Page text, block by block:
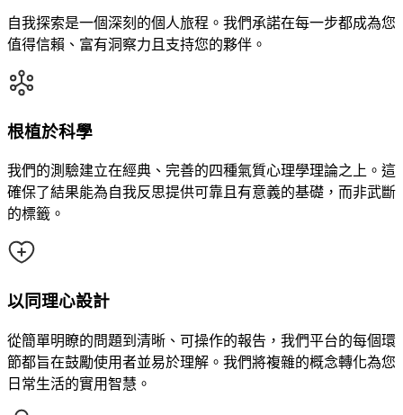
自我探索是一個深刻的個人旅程。我們承諾在每一步都成為您
值得信賴、富有洞察力且支持您的夥伴。
根植於科學
我們的測驗建立在經典、完善的四種氣質心理學理論之上。這
確保了結果能為自我反思提供可靠且有意義的基礎，而非武斷
的標籤。
以同理心設計
從簡單明瞭的問題到清晰、可操作的報告，我們平台的每個環
節都旨在鼓勵使用者並易於理解。我們將複雜的概念轉化為您
日常生活的實用智慧。